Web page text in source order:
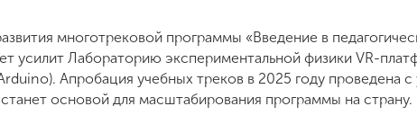
многотрековой программы «Введение в
усилит Лабораторию экспериментальной физики VR-
Апробация учебных треков в 2025 году проведена
основой для масштабирования программы на страну.